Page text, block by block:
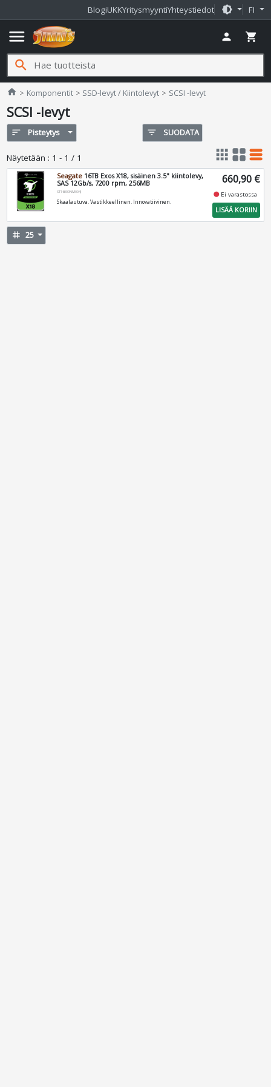
BlogiUKKYritysmyyntiYhteystiedot brightness_medium FI
menu person shopping_cart
search
home Jimms.fi
Komponentit SSD-levyt / Kiintolevyt SCSI -levyt
SCSI -levyt
sort Pisteytys filter_list SUODATA
Näytetään : 1 - 1 / 1 apps grid_view table_rows
Seagate 16TB Exos X18, sisäinen 3.5" kiintolevy,
SAS 12Gb/s, 7200 rpm, 256MB
ST16000NM004J
Skaalautuva. Vastikkeellinen. Innovatiivinen.
660,90 €
fiber_manual_record Ei varastossa
LISÄÄ KORIIN
tag 25